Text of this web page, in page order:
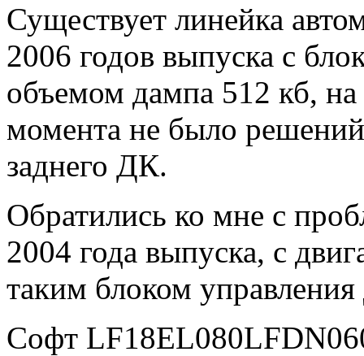
Существует линейка
2006 годов выпуска с
объемом дампа 512 кб,
момента не было
заднего ДК.
Обратились ко мне с
2004 года выпуска, с
таким блоком управления
Софт